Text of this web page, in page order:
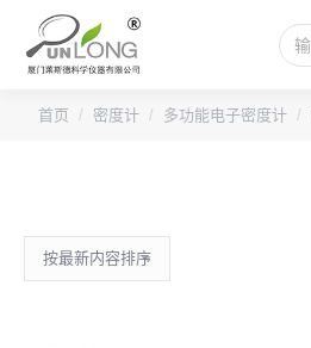
搜
索：
首页 密度计 多功能电子密度计